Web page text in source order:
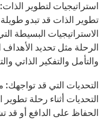
استراتيجيات لتطوير
تطوير الذات قد تبدو
الاستراتيجيات البسيطة
الرحلة مثل تحديد
والتأمل والتفكير الذاتي
التحديات التي قد
التحديات أثناء رحلة
الحفاظ على الدافع أو قد